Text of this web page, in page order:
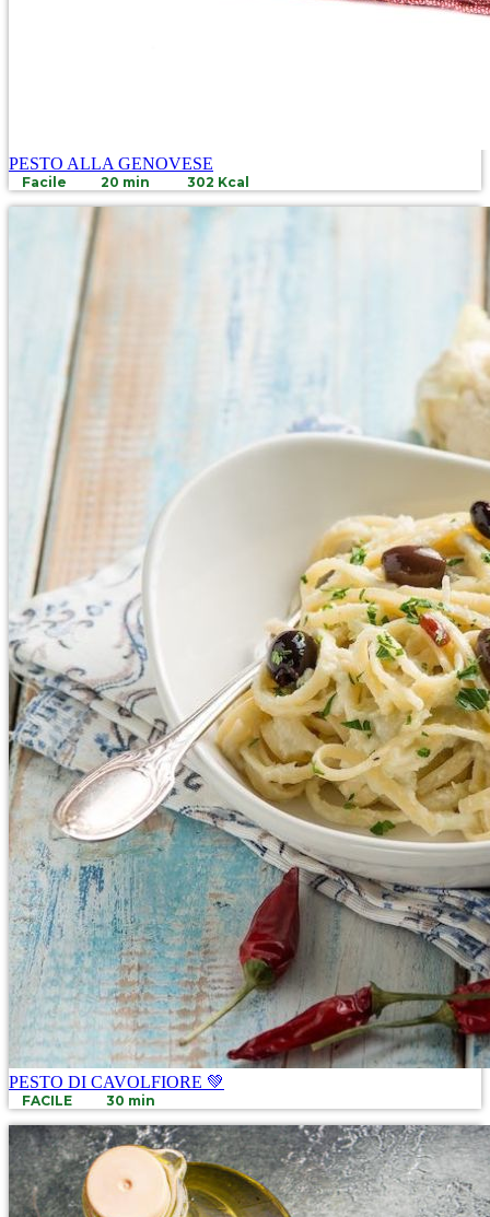
PESTO ALLA GENOVESE
Facile 20 min 302 Kcal
PESTO DI CAVOLFIORE 💚
FACILE 30 min